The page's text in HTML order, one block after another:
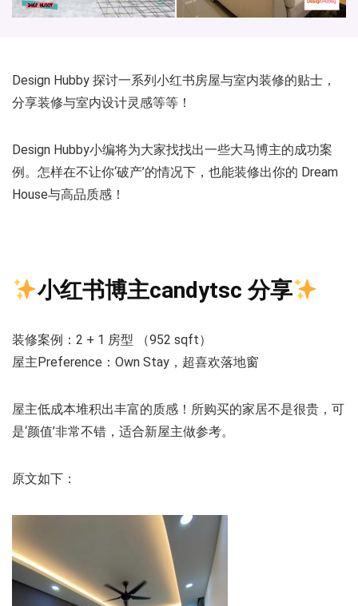
Design Hubby 探讨一系列小红书房屋与室内装修的贴士，
分享装修与室内设计灵感等等！
Design Hubby小编将为大家找找出一些大马博主的成功案
例。怎样在不让你‘破产’的情况下，也能装修出你的 Dream
House与高品质感！
小红书博主candytsc 分享
装修案例：2 + 1 房型 （952 sqft）
屋主Preference：Own Stay，超喜欢落地窗
屋主低成本堆积出丰富的质感！所购买的家居不是很贵，可
是‘颜值’非常不错，适合新屋主做参考。
原文如下：